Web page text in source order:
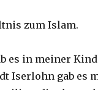
zum Islam.
es in meiner
Iserlohn gab es